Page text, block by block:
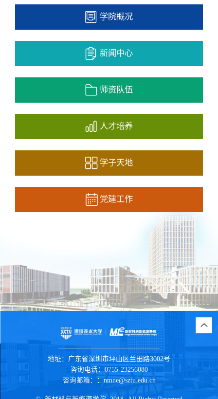
学院概况
新闻中心
师资队伍
人才培养
学子天地
党建工作
地址： 广东省深圳市坪山区兰田路3002号
咨询电话： 0755-23256080
咨询邮箱：： nmne@sztu.edu.cn